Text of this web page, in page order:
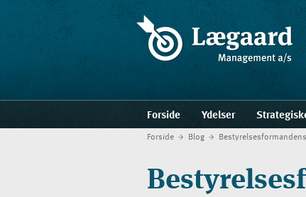
Forside Ydelser
Forside Blog